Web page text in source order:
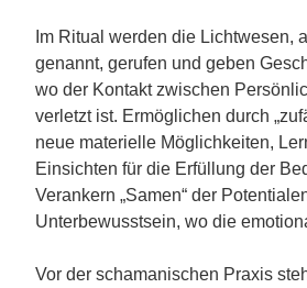
Im Ritual werden die Lichtwesen,
genannt, gerufen und geben
wo der Kontakt zwischen
verletzt ist. Ermöglichen durch
neue materielle Möglichkeiten,
Einsichten für die Erfüllung der
Verankern „Samen“ der
Unterbewusstsein, wo die
Vor der schamanischen Praxis